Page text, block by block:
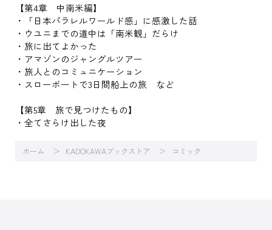
【第4章 中南米編】
・「日本パラレルワールド感」に感激した話
・ウユニまでの道中は「南米観」だらけ
・旅に出てよかった
・アマゾンのジャングルツアー
・旅人とのコミュニケーション
・スローボートで3日間船上の旅 など
【第5章 旅で見つけたもの】
・全てさらけ出した夜
ホーム KADOKAWAブックストア コミック